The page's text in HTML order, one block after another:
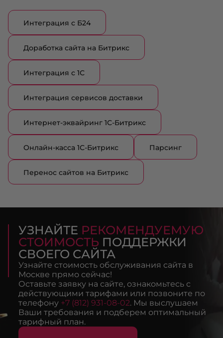
Интеграция с Б24
Доработка сайта на Битрикс
Интеграция с 1С
Интеграция сервисов доставки
Интернет-эквайринг 1С-Битрикс
Онлайн-касса 1С-Битрикс Парсинг
Перенос сайтов на Битрикс
УЗНАЙТЕ РЕКОМЕНДУЕМУЮ
СТОИМОСТЬ ПОДДЕРЖКИ
СВОЕГО САЙТА
Узнайте стоимость обслуживания сайта в
Москве прямо сейчас!
Оставьте заявку на сайте, ознакомьтесь с
действующими тарифами или позвоните по
телефону +7 (812) 931-08-02. Мы выслушаем
Ваши требования и подберем оптимальный
тарифный план.